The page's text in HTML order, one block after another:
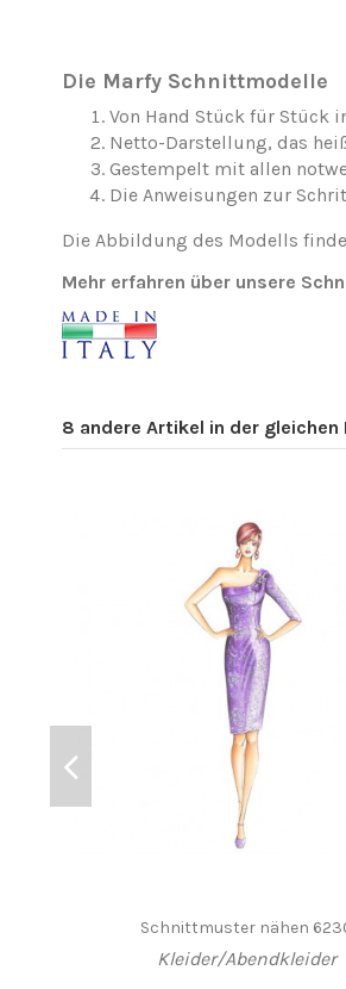
Die Marfy Schnittmodelle
Von Hand Stück für Stück
Netto-Darstellung, das
Gestempelt mit allen
Die Anweisungen zur
Die Abbildung des Modells
Mehr erfahren über unsere
8 andere Artikel in der gleichen
Schnittmuster nähen
Kleider/Abendkleider